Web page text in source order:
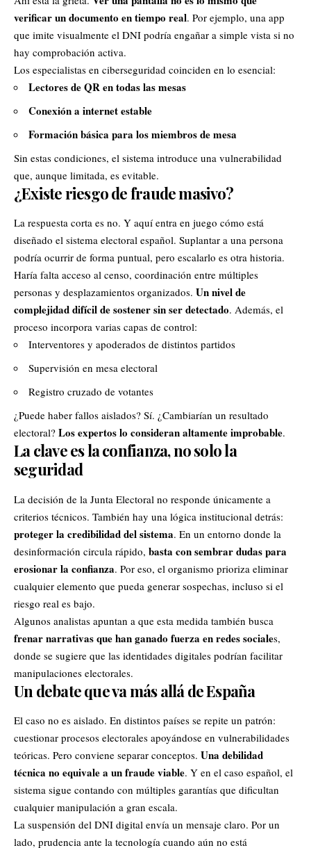
verificar un documento en tiempo real. Por ejemplo, una app
que imite visualmente el DNI podría engañar a simple vista si no
hay comprobación activa.
Los especialistas en ciberseguridad coinciden en lo esencial:
Lectores de QR en todas las mesas
Conexión a internet estable
Formación básica para los miembros de mesa
Sin estas condiciones, el sistema introduce una vulnerabilidad
que, aunque limitada, es evitable.
¿Existe riesgo de fraude masivo?
La respuesta corta es no. Y aquí entra en juego cómo está
diseñado el sistema electoral español. Suplantar a una persona
podría ocurrir de forma puntual, pero escalarlo es otra historia.
Haría falta acceso al censo, coordinación entre múltiples
personas y desplazamientos organizados. Un nivel de
complejidad difícil de sostener sin ser detectado. Además, el
proceso incorpora varias capas de control:
Interventores y apoderados de distintos partidos
Supervisión en mesa electoral
Registro cruzado de votantes
¿Puede haber fallos aislados? Sí. ¿Cambiarían un resultado
electoral? Los expertos lo consideran altamente improbable.
La clave es la confianza, no solo la
seguridad
La decisión de la Junta Electoral no responde únicamente a
criterios técnicos. También hay una lógica institucional detrás:
proteger la credibilidad del sistema. En un entorno donde la
desinformación circula rápido, basta con sembrar dudas para
erosionar la confianza. Por eso, el organismo prioriza eliminar
cualquier elemento que pueda generar sospechas, incluso si el
riesgo real es bajo.
Algunos analistas apuntan a que esta medida también busca
frenar narrativas que han ganado fuerza en redes sociales,
donde se sugiere que las identidades digitales podrían facilitar
manipulaciones electorales.
Un debate que va más allá de España
El caso no es aislado. En distintos países se repite un patrón:
cuestionar procesos electorales apoyándose en vulnerabilidades
teóricas. Pero conviene separar conceptos. Una debilidad
técnica no equivale a un fraude viable. Y en el caso español, el
sistema sigue contando con múltiples garantías que dificultan
cualquier manipulación a gran escala.
La suspensión del DNI digital envía un mensaje claro. Por un
lado, prudencia ante la tecnología cuando aún no está